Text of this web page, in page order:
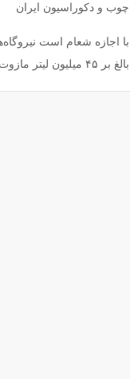
چوب و دکوراسیون ایران
با اجازه شعام است
بالغ بر ۴۵ میلیون لیتر مازوت بسوزانند